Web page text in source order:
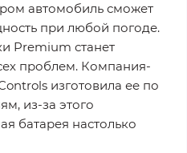
автомобиль сможет
при любой погоде.
Premium станет
проблем. Компания-
изготовила ее по
из-за этого
батарея настолько